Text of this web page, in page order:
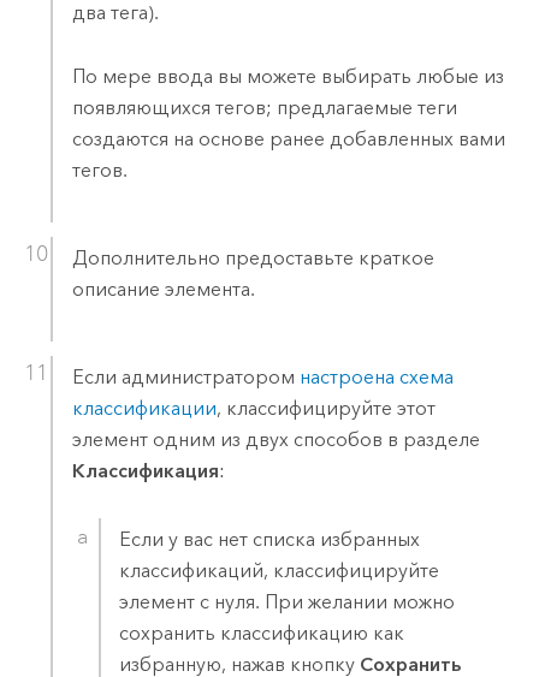
два тега).
По мере ввода вы можете выбирать любые из
появляющихся тегов; предлагаемые теги
создаются на основе ранее добавленных вами
тегов.
Дополнительно предоставьте краткое
описание элемента.
Если администратором настроена схема
классификации, классифицируйте этот
элемент одним из двух способов в разделе
Классификация:
Если у вас нет списка избранных
классификаций, классифицируйте
элемент с нуля. При желании можно
сохранить классификацию как
избранную, нажав кнопку Сохранить